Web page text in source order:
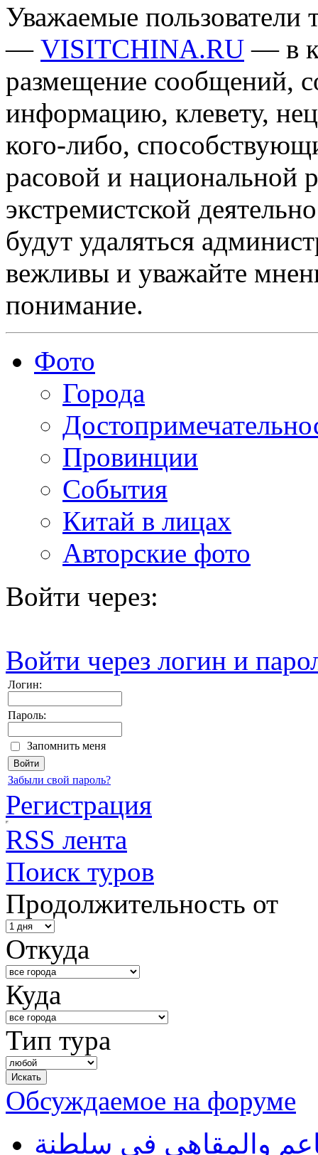
Уважаемые пользователи
— VISITCHINA.RU — в
размещение сообщений,
информацию, клевету,
кого-либо,
расовой и национальной
экстремистской
будут удаляться
вежливы и уважайте
понимание.
Фото
Города
Провинции
События
Китай в лицах
Авторские фото
Войти через:
Войти через логин и
Логин:
Пароль:
Запомнить меня
Забыли свой пароль?
Регистрация
RSS лента
Поиск туров
Продолжительность от
Откуда
Куда
Тип тура
Обсуждаемое на форуме
والمقاهي في سلطنة